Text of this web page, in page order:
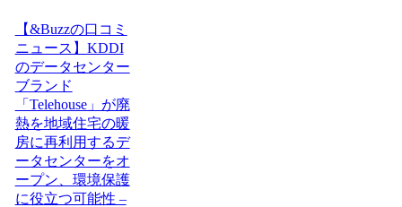
【&Buzzの口コミ
ニュース】KDDI
のデータセンター
ブランド
「Telehouse」が廃
熱を地域住宅の暖
房に再利用するデ
ータセンターをオ
ープン、環境保護
に役立つ可能性 –